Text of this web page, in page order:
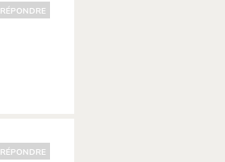
RÉPONDRE
RÉPONDRE